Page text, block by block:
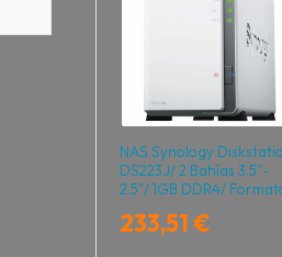
NAS Synology
DS223J/ 2 Bahías 3.5"-
2.5"/ 1GB DDR4/
233,51 €